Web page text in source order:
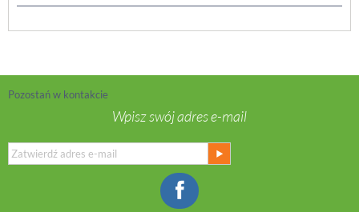
Pozostań w kontakcie
Wpisz swój adres e-mail